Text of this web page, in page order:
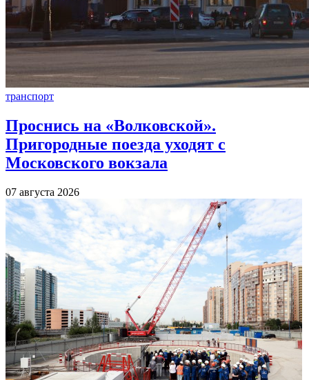
транспорт
Проснись на «Волковской».
Пригородные поезда уходят с
Московского вокзала
07 августа 2026